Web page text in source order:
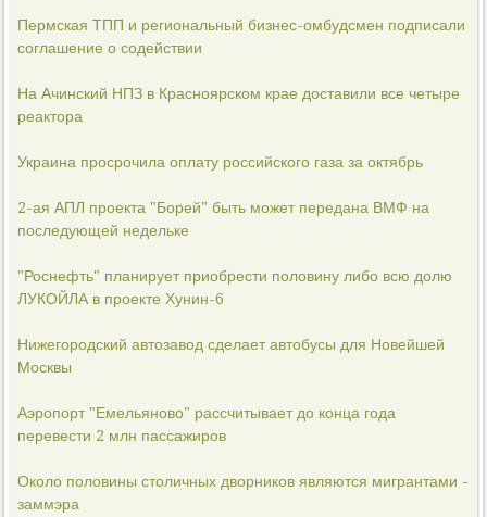
Пермская ТПП и региональный бизнес-омбудсмен подписали
соглашение о содействии
На Ачинский НПЗ в Красноярском крае доставили все четыре
реактора
Украина просрочила оплату российского газа за октябрь
2-ая АПЛ проекта "Борей" быть может передана ВМФ на
последующей недельке
"Роснефть" планирует приобрести половину либо всю долю
ЛУКОЙЛА в проекте Хунин-6
Нижегородский автозавод сделает автобусы для Новейшей
Москвы
Аэропорт "Емельяново" рассчитывает до конца года
перевести 2 млн пассажиров
Около половины столичных дворников являются мигрантами -
заммэра